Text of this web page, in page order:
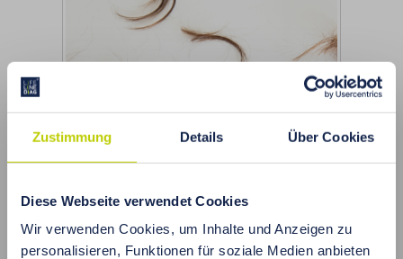
Zustimmung Details Über Cookies
Diese Webseite verwendet Cookies
Wir verwenden Cookies, um Inhalte und Anzeigen zu
personalisieren, Funktionen für soziale Medien anbieten